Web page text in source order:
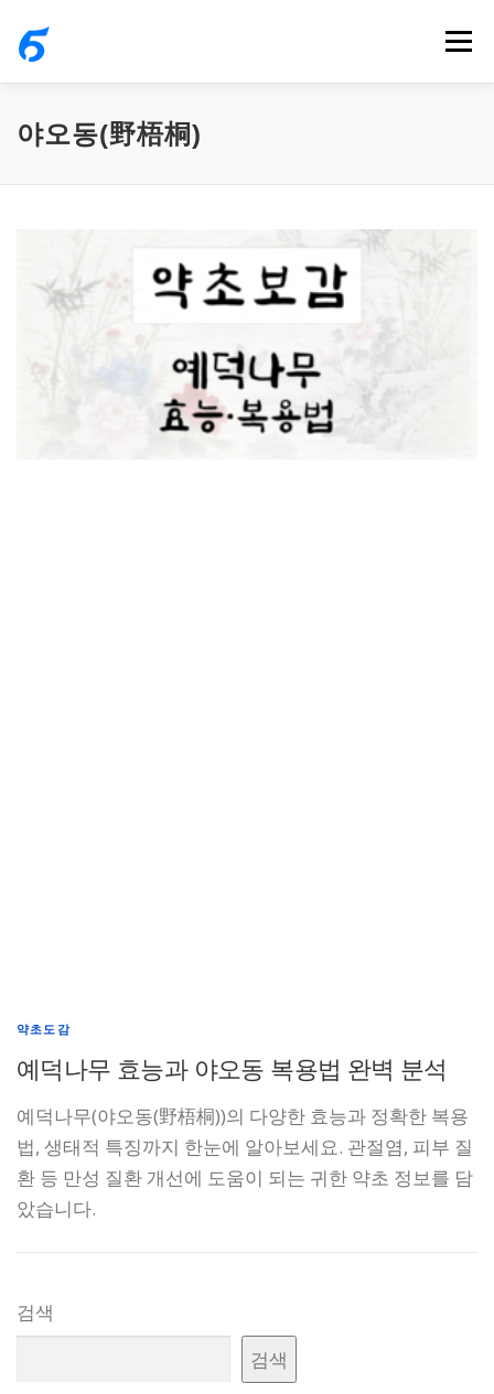
메뉴
야오동(野梧桐)
약초도감
예덕나무 효능과 야오동 복용법 완벽 분석
예덕나무(야오동(野梧桐))의 다양한 효능과 정확한 복용
법, 생태적 특징까지 한눈에 알아보세요. 관절염, 피부 질
환 등 만성 질환 개선에 도움이 되는 귀한 약초 정보를 담
았습니다.
검색
검색